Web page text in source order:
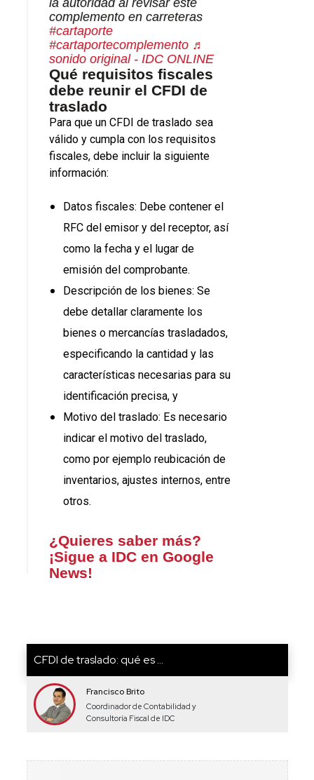
complemento en carreteras
#cartaporte
#cartaportecomplemento ♬
sonido original - IDC ONLINE
Qué requisitos fiscales
debe reunir el CFDI de
traslado
Para que un CFDI de traslado sea
válido y cumpla con los requisitos
fiscales, debe incluir la siguiente
información:
Datos fiscales: Debe contener el
RFC del emisor y del receptor, así
como la fecha y el lugar de
emisión del comprobante.
Descripción de los bienes: Se
debe detallar claramente los
bienes o mercancías trasladados,
especificando la cantidad y las
características necesarias para su
identificación precisa, y
Motivo del traslado: Es necesario
indicar el motivo del traslado,
como por ejemplo reubicación de
inventarios, ajustes internos, entre
otros.
¿Quieres saber más?
¡Sigue a IDC en Google
News!
CFDI de traslado: qué es ...
Francisco Brito
Coordinador de Contabilidad y
Consultoría Fiscal de IDC